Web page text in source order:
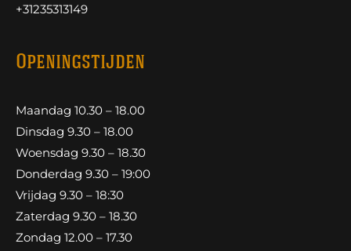
+31235313149
Openingstijden
Maandag 10.30 – 18.00
Dinsdag 9.30 – 18.00
Woensdag 9.30 – 18.30
Donderdag 9.30 – 19:00
Vrijdag 9.30 – 18:30
Zaterdag 9.30 – 18.30
Zondag 12.00 – 17.30